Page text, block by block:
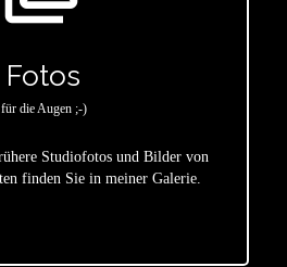
Fotos
für die Augen ;-)
Studiofotos und Bilder von
finden Sie in meiner Galerie.